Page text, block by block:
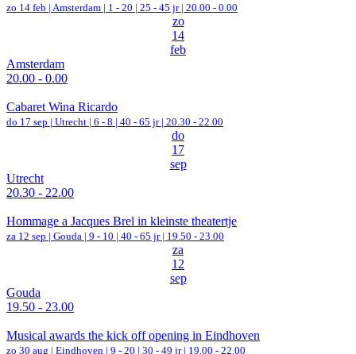
zo 14 feb | Amsterdam | 1 - 20 | 25 - 45 jr | 20.00 - 0.00
zo
14
feb
Amsterdam
20.00 - 0.00
Cabaret Wina Ricardo
do 17 sep | Utrecht | 6 - 8 | 40 - 65 jr | 20.30 - 22.00
do
17
sep
Utrecht
20.30 - 22.00
Hommage a Jacques Brel in kleinste theatertje
za 12 sep | Gouda | 9 - 10 | 40 - 65 jr | 19.50 - 23.00
za
12
sep
Gouda
19.50 - 23.00
Musical awards the kick off opening in Eindhoven
zo 30 aug | Eindhoven | 9 - 20 | 30 - 49 jr | 19.00 - 22.00